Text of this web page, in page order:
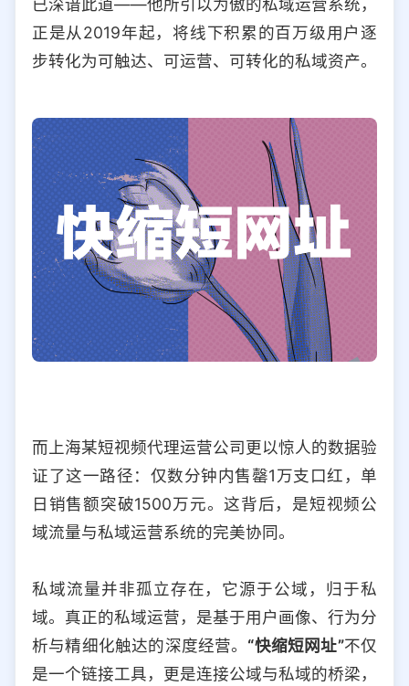
已深谙此道——他所引以为傲的私域运营系统，
正是从2019年起，将线下积累的百万级用户逐
步转化为可触达、可运营、可转化的私域资产。
而上海某短视频代理运营公司更以惊人的数据验
证了这一路径：仅数分钟内售罄1万支口红，单
日销售额突破1500万元。这背后，是短视频公
域流量与私域运营系统的完美协同。
私域流量并非孤立存在，它源于公域，归于私
域。真正的私域运营，是基于用户画像、行为分
析与精细化触达的深度经营。 “快缩短网址”不仅
是一个链接工具，更是连接公域与私域的桥梁，